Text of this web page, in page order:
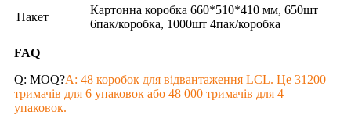
Пакет
Картонна коробка 660*510*410 мм, 650шт
6пак/коробка, 1000шт 4пак/коробка
FAQ
Q: MOQ?A: 48 коробок для відвантаження LCL. Це 31200
тримачів для 6 упаковок або 48 000 тримачів для 4
упаковок.